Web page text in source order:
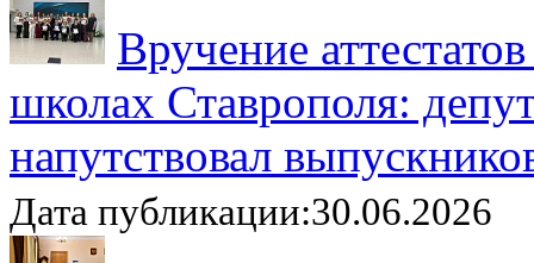
Вручение
школах Ставрополя:
напутствовал
Дата публикации:30.06.2026